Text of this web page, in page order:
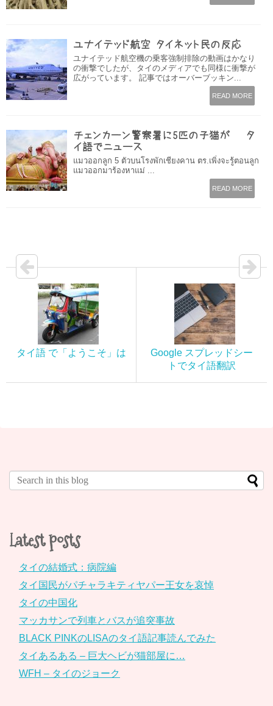
ユナイテッド航空 タイネット民の反応
ユナイテッド航空機の乗客強制排除の動画はかなり
の衝撃でしたが、タイのメディアでも同様に衝撃が
広がっています。 記事ではオーバーブッキン...
READ MORE
チェンカーン警察署に5匹の子猫が – タ
イ語でニュース
แมวออกลูก 5 ตัวบนโรงพักเชียงคาน ตร.เพิ่งจะรู้ตอนลูก
แมวออกมาร้องหาแม่ ...
READ MORE
タイ語 で「ようこそ」は
Google スプレッドシー
トでタイ語翻訳
Latest posts
タイの結婚式：病院編
タイ国民がパチャラキティヤパー王女を哀悼
タイの中国化
マッカサンで列車とバスが追突事故
BLACK PINKのLISAのタイ語記事読んでみた
タイあるある – 巨大ヘビが猫部屋に…
WFH – タイのジョーク